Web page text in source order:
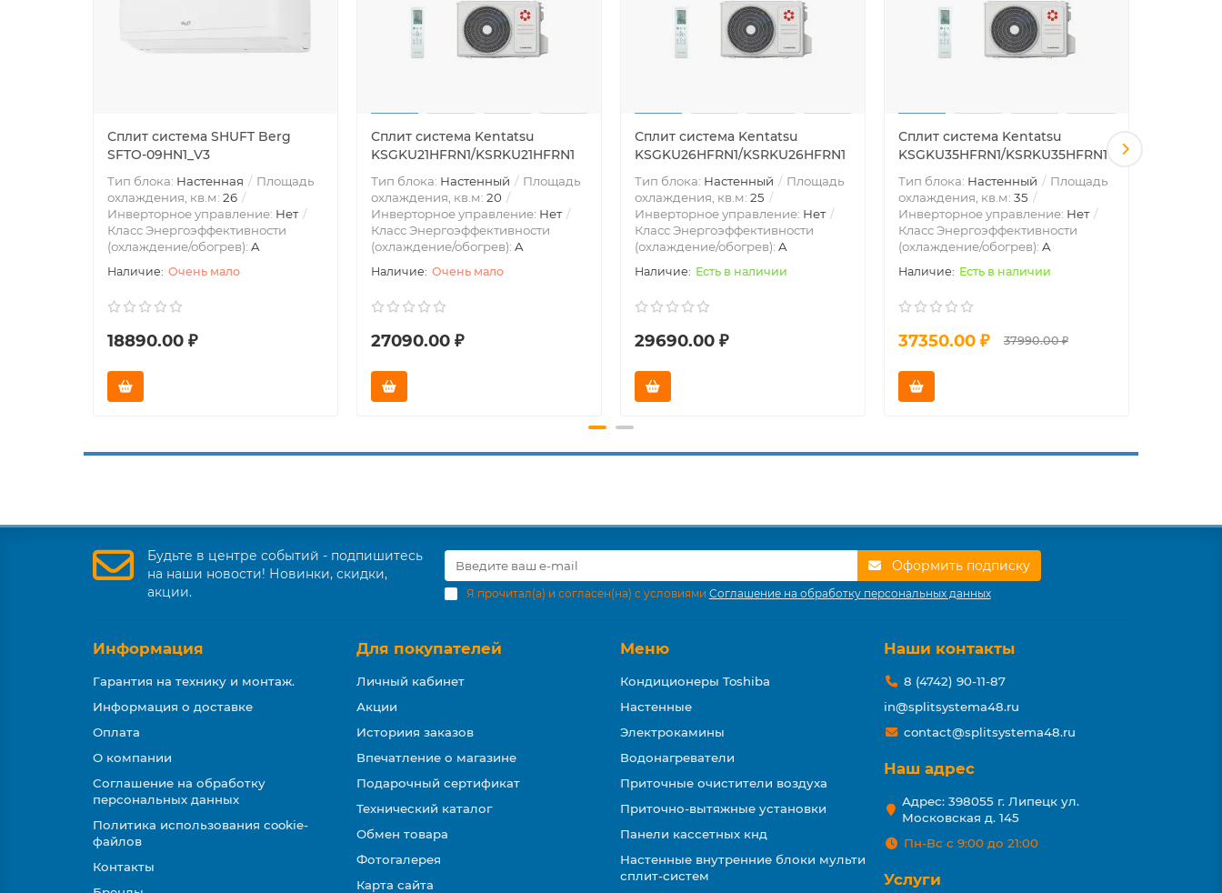
Сплит система SHUFT Berg
SFTO-09HN1_V3
Тип блока: Настенная
Площадь
охлаждения, кв.м: 26
Инверторное управление: Нет
Класс Энергоэффективности
(охлаждение/обогрев): A
Очень мало
18890.00 ₽
Сплит система Kentatsu
KSGKU21HFRN1/KSRKU21HFRN1
Тип блока: Настенный
Площадь
охлаждения, кв.м: 20
Инверторное управление: Нет
Класс Энергоэффективности
(охлаждение/обогрев): A
Очень мало
27090.00 ₽
Сплит система Kentatsu
KSGKU26HFRN1/KSRKU26HFRN1
Тип блока: Настенный
Площадь
охлаждения, кв.м: 25
Инверторное управление: Нет
Класс Энергоэффективности
(охлаждение/обогрев): A
Есть в наличии
29690.00 ₽
Сплит система Kentatsu
KSGKU35HFRN1/KSRKU35HFRN1
Тип блока: Настенный
Площадь
охлаждения, кв.м: 35
Инверторное управление: Нет
Класс Энергоэффективности
(охлаждение/обогрев): A
Есть в наличии
37350.00 ₽ 37990.00 ₽
Будьте в центре событий - подпишитесь
на наши новости! Новинки, скидки,
акции.
Оформить подписку
Я прочитал(а) и согласен(на) с условиями Соглашение на обработку персональных данных
Информация
Гарантия на технику и монтаж.
Информация о доставке
Оплата
О компании
Соглашение на обработку
персональных данных
Политика использования cookie-
файлов
Контакты
Для покупателей
Личный кабинет
Акции
Историия заказов
Впечатление о магазине
Подарочный сертификат
Технический каталог
Обмен товара
Фотогалерея
Карта сайта
Меню
Кондиционеры Toshiba
Настенные
Электрокамины
Водонагреватели
Приточные очистители воздуха
Приточно-вытяжные установки
Панели кассетных кнд
Настенные внутренние блоки мульти
сплит-систем
Наши контакты
8 (4742) 90-11-87
in@splitsystema48.ru
contact@splitsystema48.ru
Наш адрес
Адрес: 398055 г. Липецк ул.
Московская д. 145
Пн-Вс с 9:00 до 21:00
Услуги